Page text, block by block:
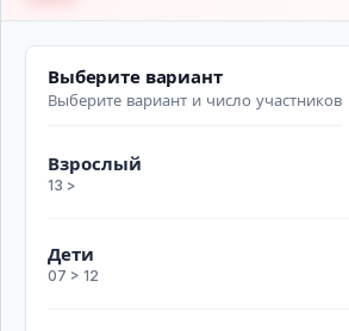
Выберите вариант
Выберите вариант и число участников
Взрослый
13 >
Дети
07 > 12